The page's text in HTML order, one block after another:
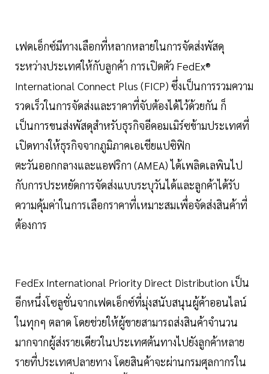
เฟดเอ็กซ์มีทางเลือกที่หลากหลายในการจัดส่งพัสดุ
ระหว่างประเทศให้กับลูกค้า การเปิดตัว FedEx®
International Connect Plus (FICP) ซึ่งเป็นการรวมความ
รวดเร็วในการจัดส่งและราคาที่จับต้องได้ไว้ด้วยกัน ก็
เป็นการขนส่งพัสดุสำหรับธุรกิจอีคอมเมิร์ซข้ามประเทศที่
เปิดทางให้ธุรกิจจากภูมิภาคเอเชียแปซิฟิก
ตะวันออกกลางและแอฟริกา (AMEA) ได้เพลิดเลพินไป
กับการประหยัดการจัดส่งแบบระบุวันได้และลูกค้าได้รับ
ความคุ้มค่าในการเลือกราคาที่เหมาะสมเพื่อจัดส่งสินค้าที่
ต้องการ
FedEx International Priority Direct Distribution เป็น
อีกหนึ่งโซลูชั่นจากเฟดเอ็กซ์ที่มุ่งสนับสนุนผู้ค้าออนไลน์
ในทุกๆ ตลาด โดยช่วยให้ผู้ขายสามารถส่งสินค้าจำนวน
มากจากผู้ส่งรายเดียวในประเทศต้นทางไปยังลูกค้าหลาย
รายที่ประเทศปลายทาง โดยสินค้าจะผ่านกรมศุลกากรใน